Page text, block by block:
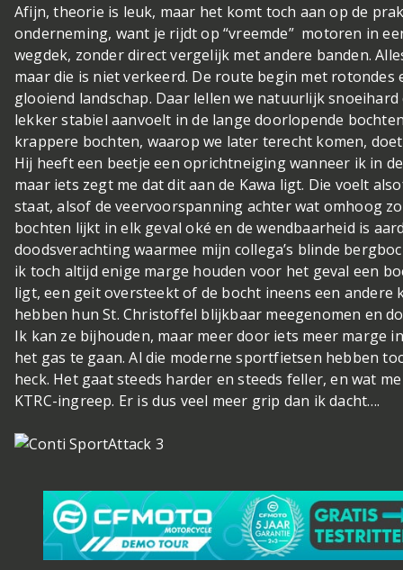
Afijn, theorie is leuk, maar het komt toch aan op de
onderneming, want je rijdt op “vreemde” motoren in
wegdek, zonder direct vergelijk met andere banden.
maar die is niet verkeerd. De route begin met rotondes
glooiend landschap. Daar lellen we natuurlijk
lekker stabiel aanvoelt in de lange doorlopende
krappere bochten, waarop we later terecht komen,
Hij heeft een beetje een oprichtneiging wanneer ik in
maar iets zegt me dat dit aan de Kawa ligt. Die voelt
staat, alsof de veervoorspanning achter wat omhoog
bochten lijkt in elk geval oké en de wendbaarheid is
doodsverachting waarmee mijn collega’s blinde
ik toch altijd enige marge houden voor het geval een
ligt, een geit oversteekt of de bocht ineens een andere
hebben hun St. Christoffel blijkbaar meegenomen en
Ik kan ze bijhouden, maar meer door iets meer marge
het gas te gaan. Al die moderne sportfietsen hebben
heck. Het gaat steeds harder en steeds feller, en wat
KTRC-ingreep. Er is dus veel meer grip dan ik dacht….